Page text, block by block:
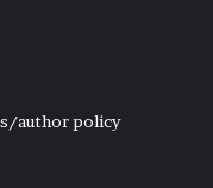
author policy